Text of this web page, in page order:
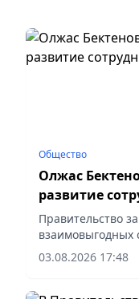
Общество
Олжас
развитие
Правительство
взаимовыгодных
корреспондент
03.08.2026 17:48